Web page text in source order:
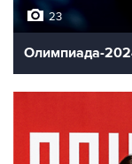
23
Олимпиада-